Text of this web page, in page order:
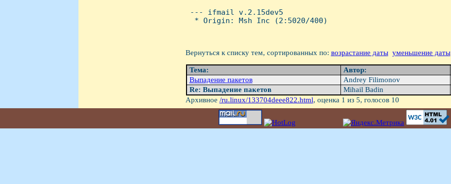
--- ifmail v.2.15dev5
  * Origin: Msh Inc (2:5020/400)
Вернуться к списку тем, сортированных по: возрастание даты уменьшение даты
Тема: Автор:
Выпадение пакетов
Andrey Filimonov
Re: Выпадение пакетов
Mihail Badin
Архивное /ru.linux/133704deee822.html, оценка 1 из 5, голосов 10